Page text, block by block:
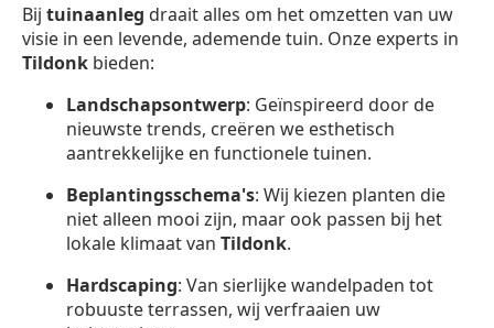
Bij tuinaanleg draait alles om het omzetten van uw
visie in een levende, ademende tuin. Onze experts in
Tildonk bieden:
Landschapsontwerp: Geïnspireerd door de
nieuwste trends, creëren we esthetisch
aantrekkelijke en functionele tuinen.
Beplantingsschema's: Wij kiezen planten die
niet alleen mooi zijn, maar ook passen bij het
lokale klimaat van Tildonk.
Hardscaping: Van sierlijke wandelpaden tot
robuuste terrassen, wij verfraaien uw